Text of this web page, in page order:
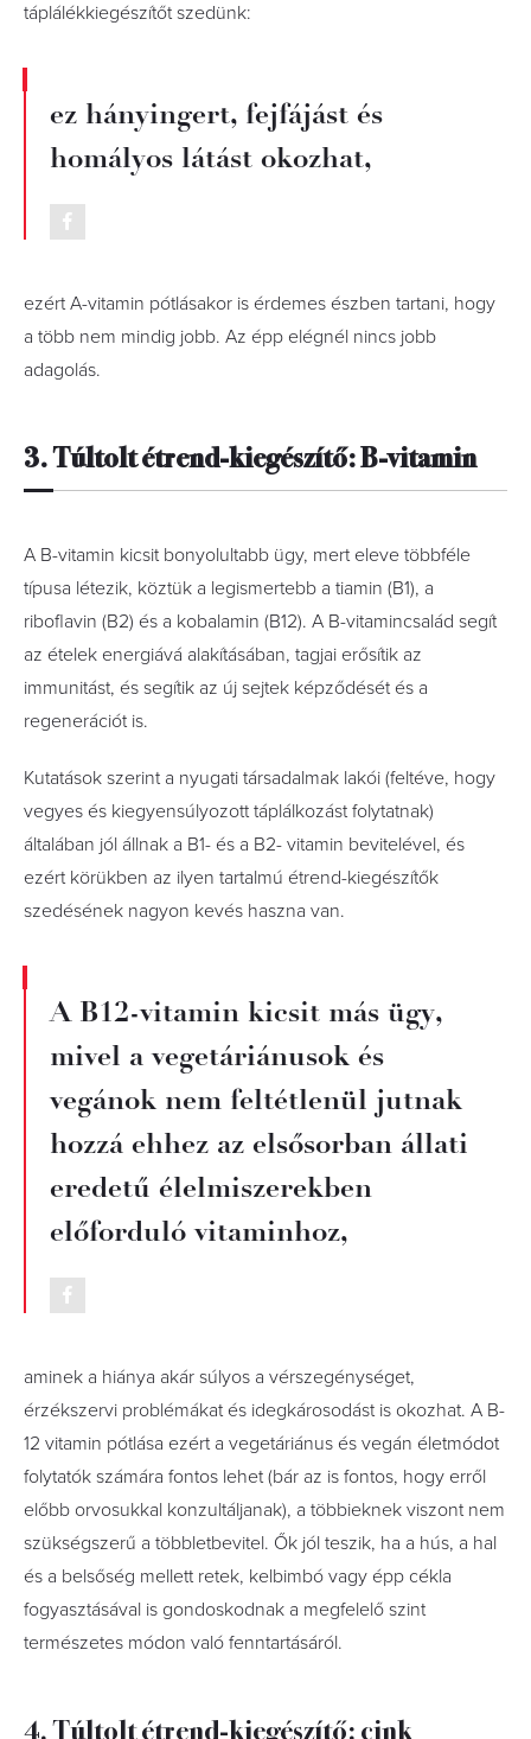
táplálékkiegészítőt szedünk:
ez hányingert, fejfájást és
homályos látást okozhat,
ezért A-vitamin pótlásakor is érdemes észben tartani, hogy
a több nem mindig jobb. Az épp elégnél nincs jobb
adagolás.
3. Túltolt étrend-kiegészítő: B-vitamin
A B-vitamin kicsit bonyolultabb ügy, mert eleve többféle
típusa létezik, köztük a legismertebb a tiamin (B1), a
riboflavin (B2) és a kobalamin (B12). A B-vitamincsalád segít
az ételek energiává alakításában, tagjai erősítik az
immunitást, és segítik az új sejtek képződését és a
regenerációt is.
Kutatások szerint a nyugati társadalmak lakói (feltéve, hogy
vegyes és kiegyensúlyozott táplálkozást folytatnak)
általában jól állnak a B1- és a B2- vitamin bevitelével, és
ezért körükben az ilyen tartalmú étrend-kiegészítők
szedésének nagyon kevés haszna van.
A B12-vitamin kicsit más ügy,
mivel a vegetáriánusok és
vegánok nem feltétlenül jutnak
hozzá ehhez az elsősorban állati
eredetű élelmiszerekben
előforduló vitaminhoz,
aminek a hiánya akár súlyos a vérszegénységet,
érzékszervi problémákat és idegkárosodást is okozhat. A B-
12 vitamin pótlása ezért a vegetáriánus és vegán életmódot
folytatók számára fontos lehet (bár az is fontos, hogy erről
előbb orvosukkal konzultáljanak), a többieknek viszont nem
szükségszerű a többletbevitel. Ők jól teszik, ha a hús, a hal
és a belsőség mellett retek, kelbimbó vagy épp cékla
fogyasztásával is gondoskodnak a megfelelő szint
természetes módon való fenntartásáról.
4. Túltolt étrend-kiegészítő: cink